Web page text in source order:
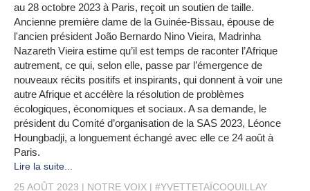
au 28 octobre 2023 à Paris, reçoit un soutien de taille.
Ancienne première dame de la Guinée-Bissau, épouse de
l'ancien président João Bernardo Nino Vieira, Madrinha
Nazareth Vieira estime qu’il est temps de raconter l’Afrique
autrement, ce qui, selon elle, passe par l’émergence de
nouveaux récits positifs et inspirants, qui donnent à voir une
autre Afrique et accélère la résolution de problèmes
écologiques, économiques et sociaux. A sa demande, le
président du Comité d’organisation de la SAS 2023, Léonce
Houngbadji, a longuement échangé avec elle ce 24 août à
Paris.
Lire la suite...
25 AOÛT 2023
NOTRE VOIX #YVETTETAÏCOQUILLAY